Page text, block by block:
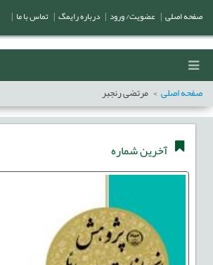
صفحه اصلی مرتضی رنجبر
آخرین شماره
صفحه اصلی عضویت/ ورود درباره رایمگ تماس با ما